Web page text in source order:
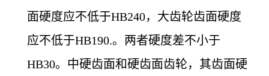
面硬度应不低于HB240，大齿轮齿面硬度
应不低于HB190.。两者硬度差不小于
HB30。中硬齿面和硬齿面齿轮，其齿面硬